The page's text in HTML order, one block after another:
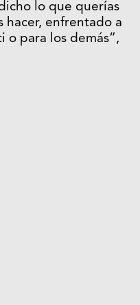
lo que querías
hacer, enfrentado a
o para los demás”,